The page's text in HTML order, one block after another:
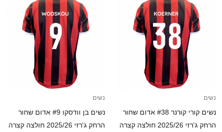
נשים
נשים קורי קורנר #38 אדום שחור
הרחק ג'רזי 2025/26 חולצה קצרה
נשים
נשים בן וודסקו #9 אדום שחור
הרחק ג'רזי 2025/26 חולצה קצרה